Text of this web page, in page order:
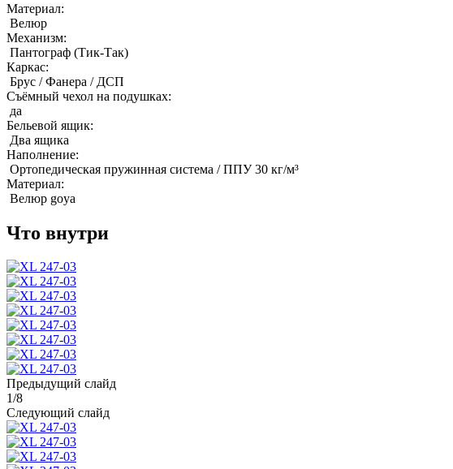
Материал:
Велюр
Механизм:
Пантограф (Тик-Так)
Каркас:
Брус / Фанера / ДСП
Съёмный чехол на подушках:
да
Бельевой ящик:
Два ящика
Наполнение:
Ортопедическая пружинная система / ППУ 30 кг/м³
Материал:
Велюр goya
Что внутри
Предыдущий слайд
1/8
Следующий слайд